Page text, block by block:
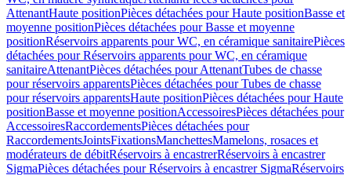
AttenantHaute positionPièces détachées pour Haute positionBasse et
moyenne positionPièces détachées pour Basse et moyenne
positionRéservoirs apparents pour WC, en céramique sanitairePièces
détachées pour Réservoirs apparents pour WC, en céramique
sanitaireAttenantPièces détachées pour AttenantTubes de chasse
pour réservoirs apparentsPièces détachées pour Tubes de chasse
pour réservoirs apparentsHaute positionPièces détachées pour Haute
positionBasse et moyenne positionAccessoiresPièces détachées pour
AccessoiresRaccordementsPièces détachées pour
RaccordementsJointsFixationsManchettesMamelons, rosaces et
modérateurs de débitRéservoirs à encastrerRéservoirs à encastrer
SigmaPièces détachées pour Réservoirs à encastrer SigmaRéservoirs